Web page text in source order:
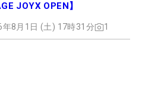
JOYX OPEN】
年8月1日 (土) 17時31分 1